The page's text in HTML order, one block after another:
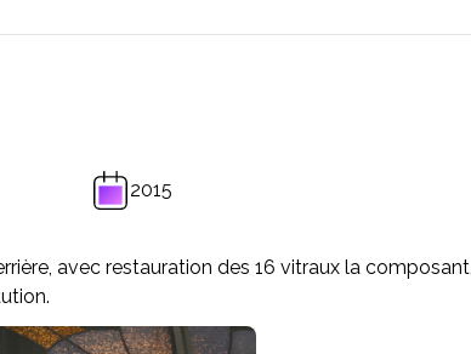
2015
avec restauration des 16 vitraux la